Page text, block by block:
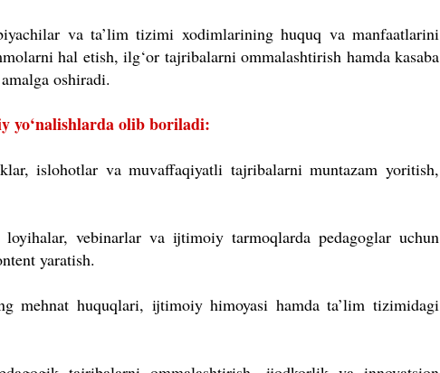
va ta’lim tizimi xodimlarining huquq va manfaatlarini
hal etish, ilg‘or tajribalarni ommalashtirish hamda kasaba
oshiradi.
yo‘nalishlarda olib boriladi:
islohotlar va muvaffaqiyatli tajribalarni muntazam yoritish,
loyihalar, vebinarlar va ijtimoiy tarmoqlarda pedagoglar uchun
yaratish.
mehnat huquqlari, ijtimoiy himoyasi hamda ta’lim tizimidagi